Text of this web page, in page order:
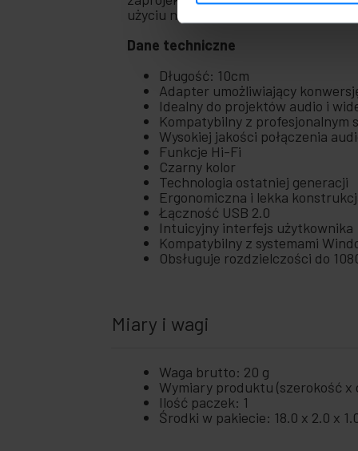
użyciu narzędzie jest idealne dla
Dane techniczne
Długość: 10cm
Adapter umożliwiający
Idealny do projektów audio i
Kompatybilny z profesjonalnym
Wysokiej jakości połączenia
Funkcje Hi-Fi
Czarny kolor
Technologia ostatniej generacji
Ergonomiczna i lekka
Łączność USB 2.0
Intuicyjny interfejs użytkownika
Kompatybilny z systemami
Obsługuje rozdzielczości do
Miary i wagi
Waga brutto: 20 g
Wymiary produktu (szerokość x
Ilość paczek: 1
Środki w pakiecie: 18.0 x 2.0 x